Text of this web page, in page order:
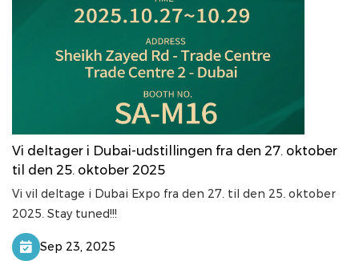
Vi deltager i Dubai-udstillingen fra den 27. oktober
til den 25. oktober 2025
Vi vil deltage i Dubai Expo fra den 27. til den 25. oktober
2025. Stay tuned!!!
Sep 23, 2025